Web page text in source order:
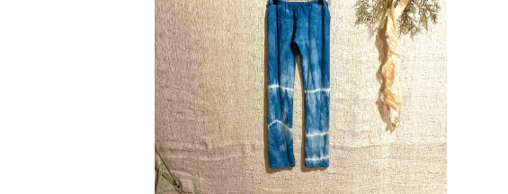
【天然素材・草木染め】Kids レギンス バンブ
ー 水窪藍染
¥9,460
SOLD OUT